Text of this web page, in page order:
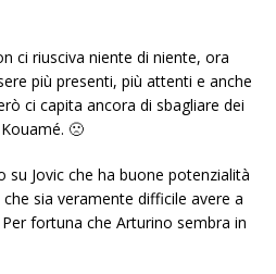
ci riusciva niente di niente, ora
più presenti, più attenti e anche
ci capita ancora di sbagliare dei
🙁
Jovic che ha buone potenzialità
sia veramente difficile avere a
fortuna che Arturino sembra in